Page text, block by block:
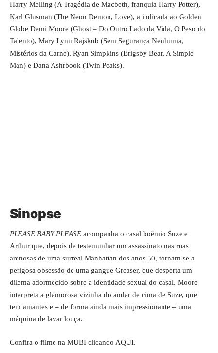
Harry Melling (A Tragédia de Macbeth, franquia Harry Potter),
Karl Glusman (The Neon Demon, Love), a indicada ao Golden
Globe Demi Moore (Ghost – Do Outro Lado da Vida, O Peso do
Talento), Mary Lynn Rajskub (Sem Segurança Nenhuma,
Mistérios da Carne), Ryan Simpkins (Brigsby Bear, A Simple
Man) e Dana Ashrbook (Twin Peaks).
Sinopse
PLEASE BABY PLEASE acompanha o casal boêmio Suze e
Arthur que, depois de testemunhar um assassinato nas ruas
arenosas de uma surreal Manhattan dos anos 50, tornam-se a
perigosa obsessão de uma gangue Greaser, que desperta um
dilema adormecido sobre a identidade sexual do casal. Moore
interpreta a glamorosa vizinha do andar de cima de Suze, que
tem amantes e – de forma ainda mais impressionante – uma
máquina de lavar louça.
Confira o filme na MUBI clicando AQUI.